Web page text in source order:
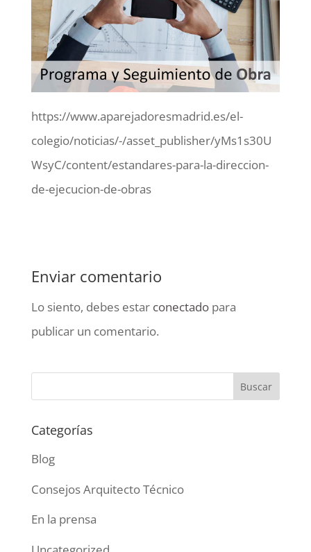
https://www.aparejadoresmadrid.es/el-
colegio/noticias/-/asset_publisher/yMs1s30U
WsyC/content/estandares-para-la-direccion-
de-ejecucion-de-obras
Enviar comentario
Lo siento, debes estar conectadopara
publicar un comentario.
Categorías
Blog
Consejos Arquitecto Técnico
En la prensa